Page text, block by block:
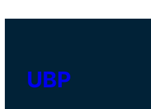
UBP